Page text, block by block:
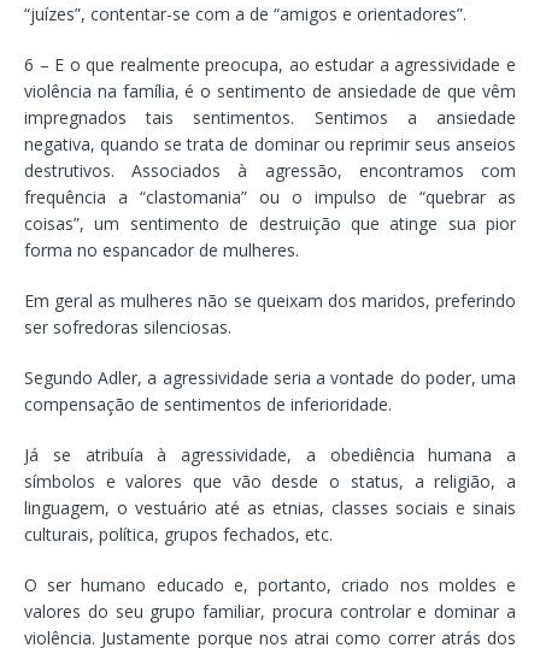
“juízes”, contentar-se com a de “amigos e orientadores”.
6 – E o que realmente preocupa, ao estudar a agressividade e
violência na família, é o sentimento de ansiedade de que vêm
impregnados tais sentimentos. Sentimos a ansiedade
negativa, quando se trata de dominar ou reprimir seus anseios
destrutivos. Associados à agressão, encontramos com
frequência a “clastomania” ou o impulso de “quebrar as
coisas”, um sentimento de destruição que atinge sua pior
forma no espancador de mulheres.
Em geral as mulheres não se queixam dos maridos, preferindo
ser sofredoras silenciosas.
Segundo Adler, a agressividade seria a vontade do poder, uma
compensação de sentimentos de inferioridade.
Já se atribuía à agressividade, a obediência humana a
símbolos e valores que vão desde o status, a religião, a
linguagem, o vestuário até as etnias, classes sociais e sinais
culturais, política, grupos fechados, etc.
O ser humano educado e, portanto, criado nos moldes e
valores do seu grupo familiar, procura controlar e dominar a
violência. Justamente porque nos atrai como correr atrás dos